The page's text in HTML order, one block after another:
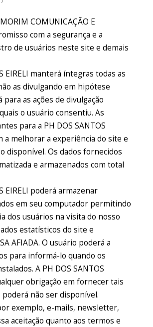
COMUNICAÇÃO E
com a segurança e a
de usuários neste site e demais
EIRELI manterá íntegras todas as
as divulgando em hipótese
as ações de divulgação
o usuário consentiu. As
para a PH DOS SANTOS
a melhorar a experiência do site e
disponível. Os dados fornecidos
e armazenados com total
EIRELI poderá armazenar
em seu computador permitindo
dos usuários na visita do nosso
estatísticos do site e
AFIADA. O usuário poderá a
para informá-lo quando os
A PH DOS SANTOS
obrigação em fornecer tais
poderá não ser disponível.
exemplo, e-mails, newsletter,
aceitação quanto aos termos e